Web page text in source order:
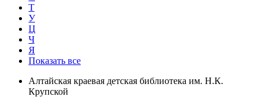
Т
У
Ц
Ч
Я
Показать все
Алтайская краевая детская библиотека им. Н.К.
Крупской